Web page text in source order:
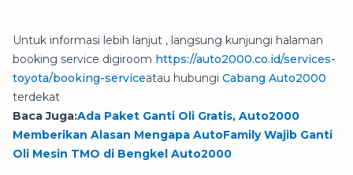
Untuk informasi lebih lanjut , langsung kunjungi halaman
booking service digiroom https://auto2000.co.id/services-
toyota/booking-serviceatau hubungi Cabang Auto2000
terdekat
Baca Juga:Ada Paket Ganti Oli Gratis, Auto2000
Memberikan Alasan Mengapa AutoFamily Wajib Ganti
Oli Mesin TMO di Bengkel Auto2000